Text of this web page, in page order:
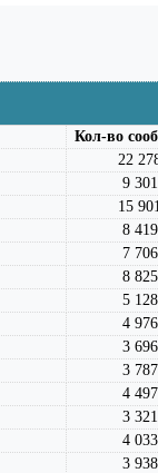
Кол-во
22
9 301
15
8 419
7 706
8 825
5 128
4 976
3 696
3 787
4 497
3 321
4 033
3 938